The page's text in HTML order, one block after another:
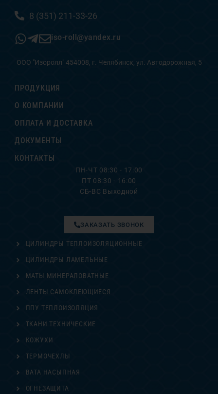
8 (351) 211-33-26
iso-roll@yandex.ru
ООО "Изоролл" 454008, г. Челябинск, ул. Автодорожная, 5
ПРОДУКЦИЯ
О КОМПАНИИ
ОПЛАТА И ДОСТАВКА
ДОКУМЕНТЫ
КОНТАКТЫ
ПН-ЧТ 08:30 - 17:00
ПТ 08:30 - 16:00
СБ-ВС Выходной
ЦИЛИНДРЫ ТЕПЛОИЗОЛЯЦИОННЫЕ
ЦИЛИНДРЫ ЛАМЕЛЬНЫЕ
МАТЫ МИНЕРАЛОВАТНЫЕ
ЛЕНТЫ САМОКЛЕЮЩИЕСЯ
ППУ ТЕПЛОИЗОЛЯЦИЯ
ТКАНИ ТЕХНИЧЕСКИЕ
ЗАКАЗАТЬ ЗВОНОК
КОЖУХИ
ТЕРМОЧЕХЛЫ
ВАТА НАСЫПНАЯ
ОГНЕЗАЩИТА